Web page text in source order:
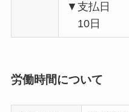
▼支払日
10日
労働時間について